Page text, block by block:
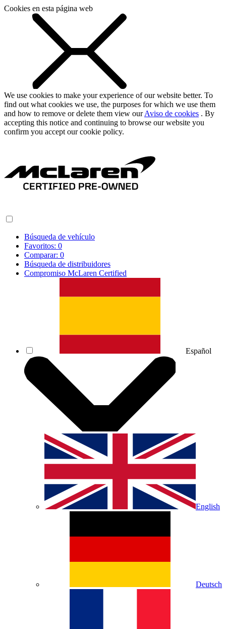
Cookies en esta página web
We use cookies to make your experience of our website better. To
find out what cookies we use, the purposes for which we use them
and how to remove or delete them view ourAviso de cookies . By
accepting this notice and continuing to browse our website you
confirm you accept our cookie policy.
Búsqueda de vehículo
Favoritos: 0
Comparar: 0
Búsqueda de distribuidores
Compromiso McLaren Certified
Español
English
Deutsch